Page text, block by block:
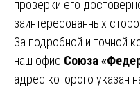
проверки его
заинтересованных
За подробной и точной
наш офис Союза
адрес которого указан